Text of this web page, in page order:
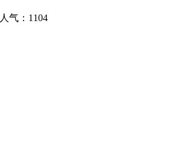
人气：1104